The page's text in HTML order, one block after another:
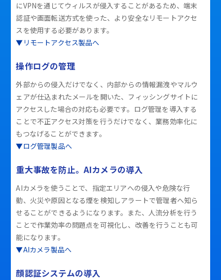
にVPNを通じてウィルスが侵入することがあるため、端末
認証や画面転送方式を使った、より安全なリモートアクセ
スを使用する必要があります。
▼リモートアクセス製品へ
操作ログの管理
外部からの侵入だけでなく、内部からの情報漏洩やマルウ
ェアが仕込まれたメールを開いた、フィッシングサイトに
アクセスした場合の対応も必要です。ログ管理を導入する
ことで不正アクセス対策を行うだけでなく、業務効率化に
もつなげることができます。
▼ログ管理製品へ
重大事故を防止。AIカメラの導入
AIカメラを使うことで、指定エリアへの侵入や危険な行
動、火災や原因となる煙を検知しアラートで管理者へ知ら
せることができるようになります。また、人流分析を行う
ことで作業効率の問題点を可視化し、改善を行うことも可
能になります。
▼AIカメラ製品へ
顔認証システムの導入